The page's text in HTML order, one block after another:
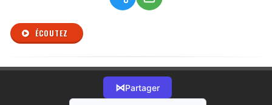
ÉCOUTEZ
⋈Partager